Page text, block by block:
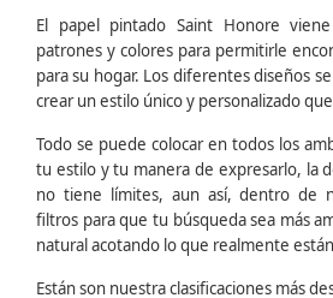
El papel pintado Saint Honore
patrones y colores para permitirle
para su hogar. Los diferentes diseños
crear un estilo único y personalizado
Todo se puede colocar en todos los
tu estilo y tu manera de expresarlo, la
no tiene límites, aun así, dentro de
filtros para que tu búsqueda sea más
natural acotando lo que realmente
Están son nuestra clasificaciones más